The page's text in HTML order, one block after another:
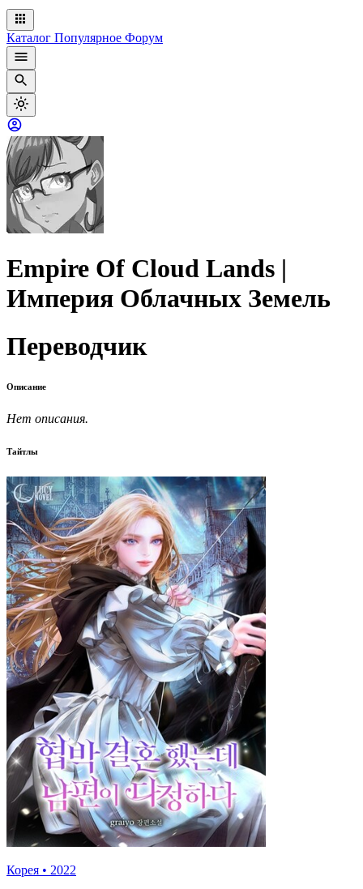
Каталог Популярное Форум
Empire Of Cloud Lands |
Империя Облачных Земель
Переводчик
Описание
Нет описания.
Тайтлы
Корея • 2022